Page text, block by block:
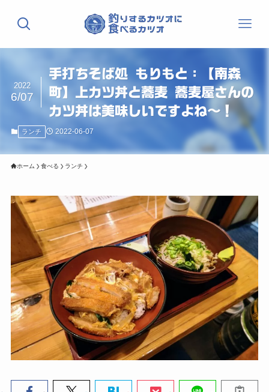
手打ちそば処 もりもと：【南森
町】上カツ丼と蕎麦 蕎麦屋さんの
カツ丼は美味しいですよね〜！
2022
6/07
ランチ 2022-06-07
ホーム 食べる ランチ